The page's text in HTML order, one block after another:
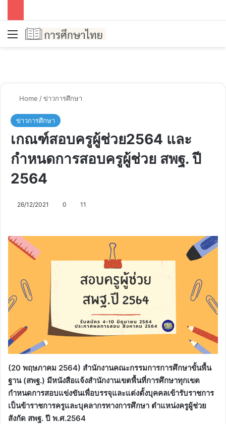
Menu
Home /ข่าวการศึกษา
ข่าวการศึกษา
เกณฑ์สอบครูผู้ช่วย2564 และ
กำหนดการสอบครูผู้ช่วย สพฐ. ปี
2564
26/12/2021 0 11
(20 พฤษภาคม 2564) สำนักงานคณะกรรมการการศึกษาขั้นพื้น
ฐาน (สพฐ.) มีหนังสือแจ้งสำนักงานเขตพื้นที่การศึกษาทุกเขต
กำหนดการสอบแข่งขันเพื่อบรรจุและแต่งตั้งบุคคลเข้ารับราชการ
เป็นข้าราชการครูและบุคลากรทางการศึกษา ตำแหน่งครูผู้ช่วย
สังกัด สพฐ. ปี พ.ศ.2564